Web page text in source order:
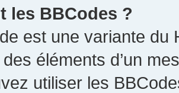
les BBCodes ?
est une variante du
éléments d’un
utiliser les